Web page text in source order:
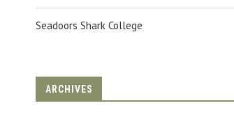
Seadoors Shark College
ARCHIVES